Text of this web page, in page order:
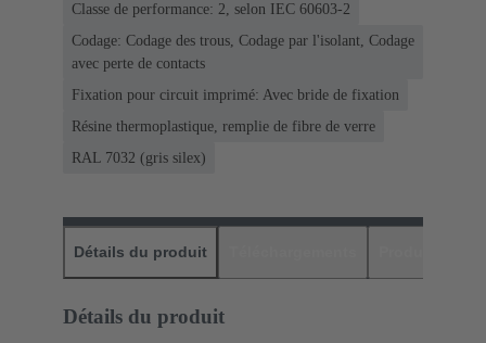
Classe de performance: 2, selon IEC 60603-2
Codage: Codage des trous, Codage par l'isolant, Codage
avec perte de contacts
Fixation pour circuit imprimé: Avec bride de fixation
Résine thermoplastique, remplie de fibre de verre
RAL 7032 (gris silex)
Détails du produit
Détails du produit